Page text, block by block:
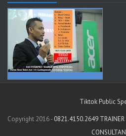
Tiktok Public
Copyright 2016 - 0821.4150.2649 TRAINER